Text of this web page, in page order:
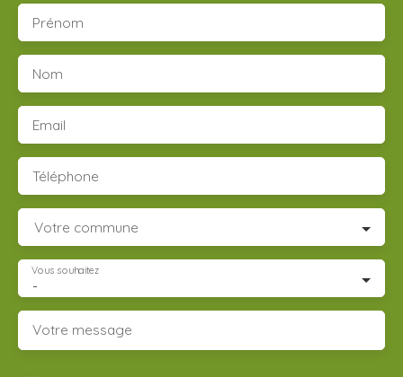
Prénom
Nom
Email
Téléphone
Votre commune
-
Vous souhaitez
Votre message